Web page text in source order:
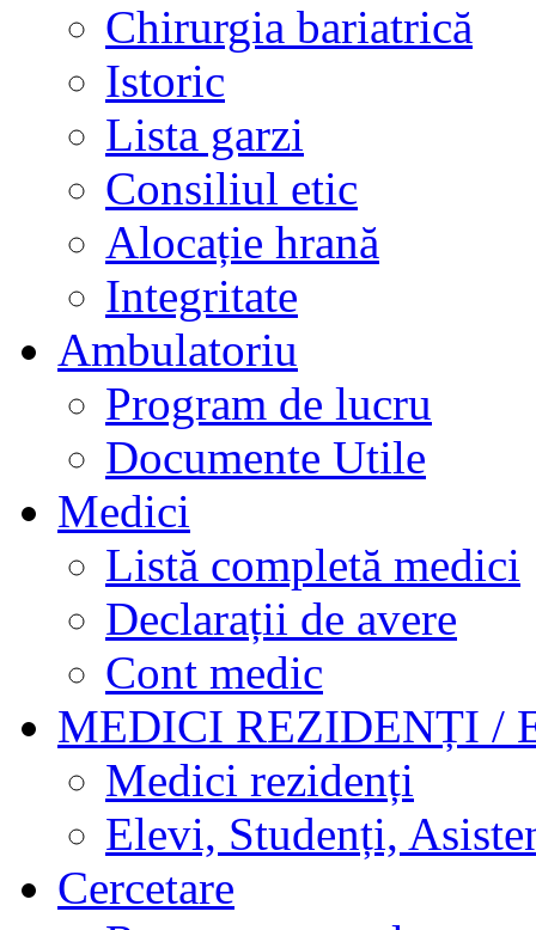
Chirurgia bariatrică
Istoric
Lista garzi
Consiliul etic
Alocație hrană
Integritate
Ambulatoriu
Program de lucru
Documente Utile
Medici
Listă completă medici
Declarații de avere
Cont medic
MEDICI REZIDENȚI /
Medici rezidenți
Elevi, Studenți,
Cercetare